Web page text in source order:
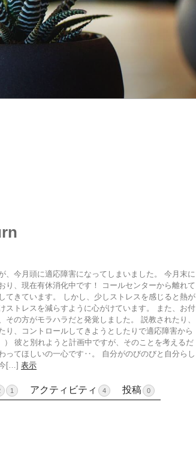
、今月頭に適応障害になってしまいました。 今月末に
り、現在有休消化中です！ コールセンターから離れて
てきています。 しかし、少しストレスを感じると熱が
ストレスを減らすように心がけています。 また、お付
その方がモラハラだと発覚しました。 説教されたり、
り、コントロールしてきようとしたりで適応障害から
彼と別れようと計画中ですが、そのことを考えるだ
ってほしいの一心です‥。 自分がのびのびと自分らし
[…] 表示
1 アクティビティ 4 投稿 0